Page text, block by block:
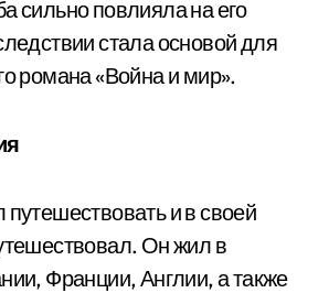
сильно повлияла на его
стала основой для
романа «Война и мир».
и в своей
Он жил в
Франции, Англии, а также